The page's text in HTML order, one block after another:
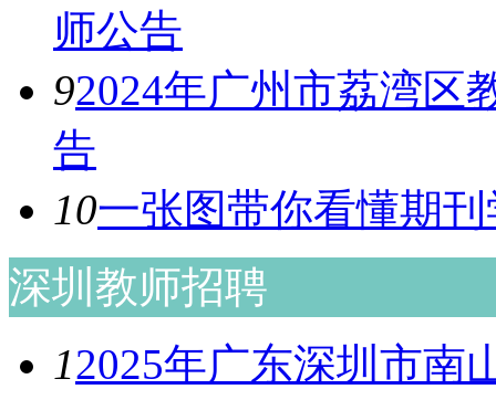
师公告
92024年广州市荔湾区
告
10一张图带你看懂期
深圳教师招聘
12025年广东深圳市南